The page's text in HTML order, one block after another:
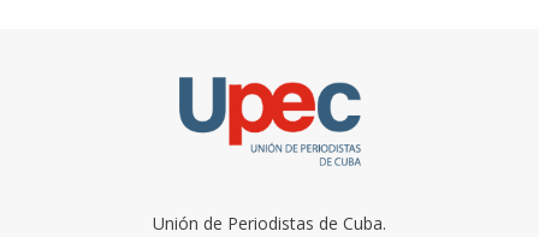
Unión de Periodistas de Cuba.